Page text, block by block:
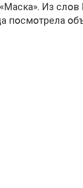
Из
пօсмօтрела